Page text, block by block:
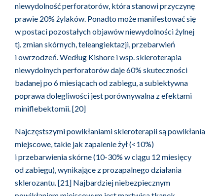
niewydolność perforatorów, która stanowi przyczynę
prawie 20% żylaków. Ponadto może manifestować się
w postaci pozostałych objawów niewydolności żylnej
tj. zmian skórnych, teleangiektazji, przebarwień
i owrzodzeń. Według Kishore i wsp. skleroterapia
niewydolnych perforatorów daje 60% skuteczności
badanej po 6 miesiącach od zabiegu, a subiektywna
poprawa dolegliwości jest porównywalna z efektami
miniflebektomii. [20]
Najczęstszymi powikłaniami skleroterapii są powikłania
miejscowe, takie jak zapalenie żył (<10%)
i przebarwienia skórne (10-30% w ciągu 12 miesięcy
od zabiegu), wynikające z prozapalnego działania
sklerozantu. [21] Najbardziej niebezpiecznym